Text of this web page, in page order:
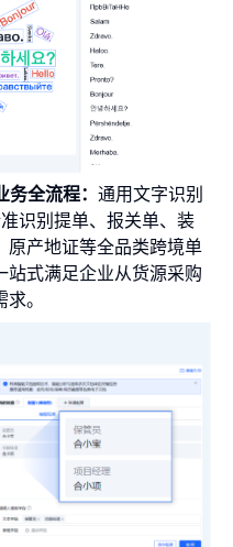
全流程： 通用文字识别
识别提单、报关单、装
原产地证等全品类跨境单
站式满足企业从货源采购
。